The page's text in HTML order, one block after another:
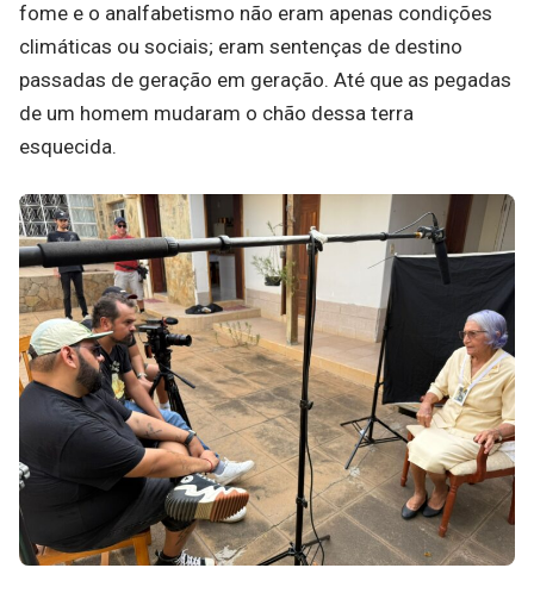
fome e o analfabetismo não eram apenas condições
climáticas ou sociais; eram sentenças de destino
passadas de geração em geração. Até que as pegadas
de um homem mudaram o chão dessa terra
esquecida.